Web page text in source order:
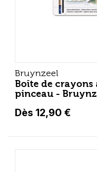
Bruynzeel
Boîte de
pinceau -
Dès 12,90 €